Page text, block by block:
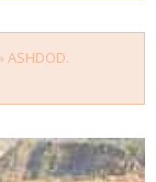
ASHDOD.